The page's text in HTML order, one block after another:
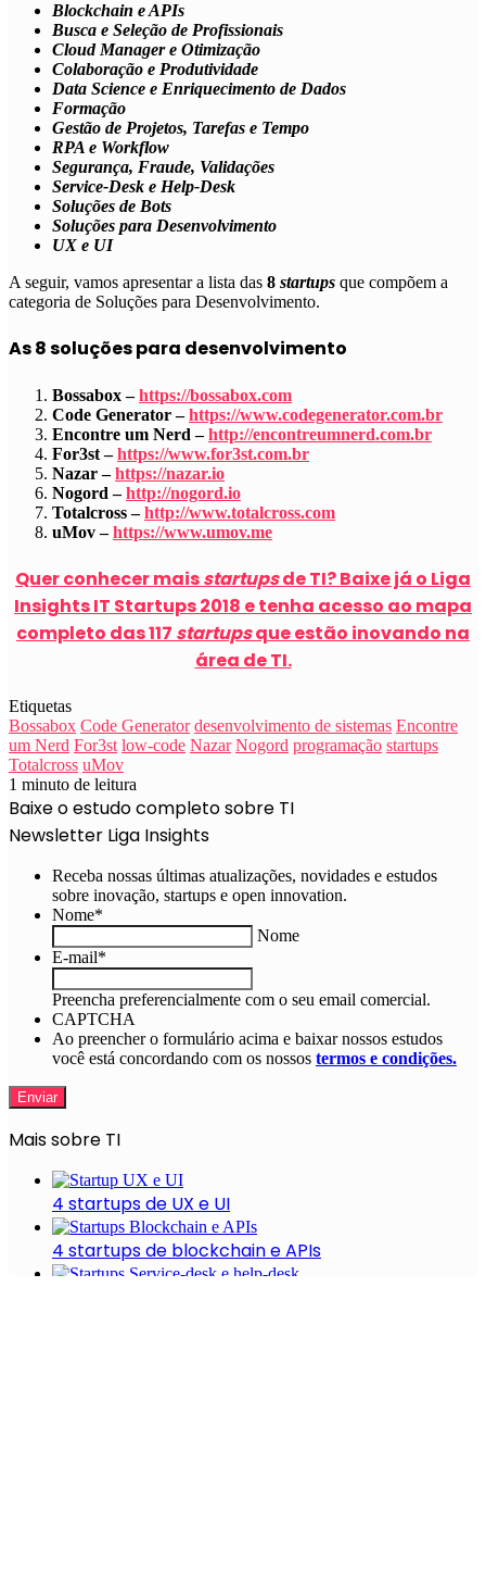
Blockchain e APIs
Busca e Seleção de Profissionais
Cloud Manager e Otimização
Colaboração e Produtividade
Data Science e Enriquecimento de Dados
Formação
Gestão de Projetos, Tarefas e Tempo
RPA e Workflow
Segurança, Fraude, Validações
Service-Desk e Help-Desk
Soluções de Bots
Soluções para Desenvolvimento
UX e UI
A seguir, vamos apresentar a lista das 8 startups que compõem a
categoria de Soluções para Desenvolvimento.
As 8 soluções para desenvolvimento
Bossabox –https://bossabox.com
Code Generator –https://www.codegenerator.com.br
Encontre um Nerd –http://encontreumnerd.com.br
For3st –https://www.for3st.com.br
Nazar –https://nazar.io
Nogord –http://nogord.io
Totalcross –http://www.totalcross.com
uMov –https://www.umov.me
Quer conhecer maisstartupsde TI? Baixe já o Liga
Insights IT Startups 2018 e tenha acesso ao mapa
completo das 117 startupsque estão inovando na
área de TI.
Etiquetas
Bossabox Code Generator desenvolvimento de sistemas Encontre
um Nerd For3st low-code Nazar Nogord programação startups
Totalcross uMov
1 minuto de leitura
Baixe o estudo completo sobre TI
Newsletter Liga Insights
Receba nossas últimas atualizações, novidades e estudos
sobre inovação, startups e open innovation.
Nome*
Nome
E-mail*
Preencha preferencialmente com o seu email comercial.
CAPTCHA
Ao preencher o formulário acima e baixar nossos estudos
você está concordando com os nossos termos e condições.
Mais sobre TI
4 startups de UX e UI
4 startups de blockchain e APIs